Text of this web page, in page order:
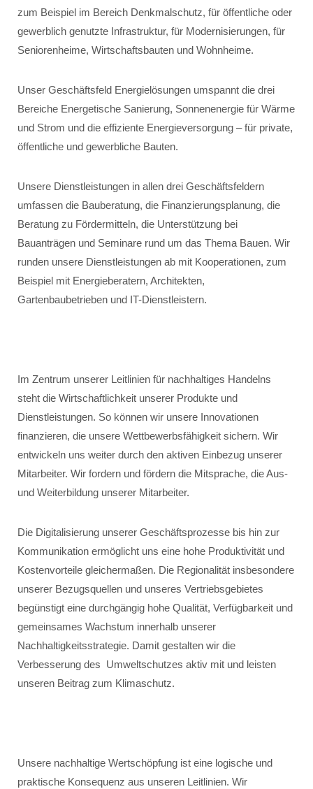
zum Beispiel im Bereich Denkmalschutz, für öffentliche oder
gewerblich genutzte Infrastruktur, für Modernisierungen, für
Seniorenheime, Wirtschaftsbauten und Wohnheime.
Unser Geschäftsfeld Energielösungen umspannt die drei
Bereiche Energetische Sanierung, Sonnenenergie für Wärme
und Strom und die effiziente Energieversorgung – für private,
öffentliche und gewerbliche Bauten.
Unsere Dienstleistungen in allen drei Geschäftsfeldern
umfassen die Bauberatung, die Finanzierungsplanung, die
Beratung zu Fördermitteln, die Unterstützung bei
Bauanträgen und Seminare rund um das Thema Bauen. Wir
runden unsere Dienstleistungen ab mit Kooperationen, zum
Beispiel mit Energieberatern, Architekten,
Gartenbaubetrieben und IT-Dienstleistern.
Im Zentrum unserer Leitlinien für nachhaltiges Handelns
steht die Wirtschaftlichkeit unserer Produkte und
Dienstleistungen. So können wir unsere Innovationen
finanzieren, die unsere Wettbewerbsfähigkeit sichern. Wir
entwickeln uns weiter durch den aktiven Einbezug unserer
Mitarbeiter. Wir fordern und fördern die Mitsprache, die Aus-
und Weiterbildung unserer Mitarbeiter.
Die Digitalisierung unserer Geschäftsprozesse bis hin zur
Kommunikation ermöglicht uns eine hohe Produktivität und
Kostenvorteile gleichermaßen. Die Regionalität insbesondere
unserer Bezugsquellen und unseres Vertriebsgebietes
begünstigt eine durchgängig hohe Qualität, Verfügbarkeit und
gemeinsames Wachstum innerhalb unserer
Nachhaltigkeitsstrategie. Damit gestalten wir die
Verbesserung des Umweltschutzes aktiv mit und leisten
unseren Beitrag zum Klimaschutz.
Unsere nachhaltige Wertschöpfung ist eine logische und
praktische Konsequenz aus unseren Leitlinien. Wir